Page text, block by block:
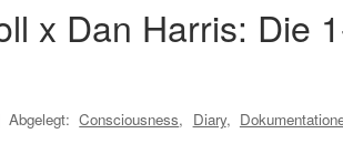
x Dan Harris: Die
Abgelegt:Consciousness, Diary,